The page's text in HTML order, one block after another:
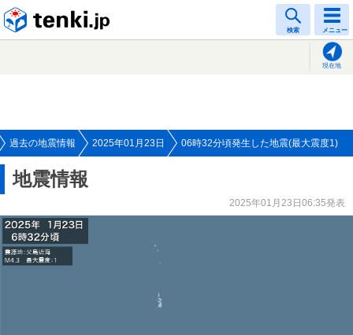
検索 メニュー
現在地
過去の地震情報 2025年01月23日 06時32分頃発生した地震(最大震度1)
地震情報
2025年01月23日06:35発表